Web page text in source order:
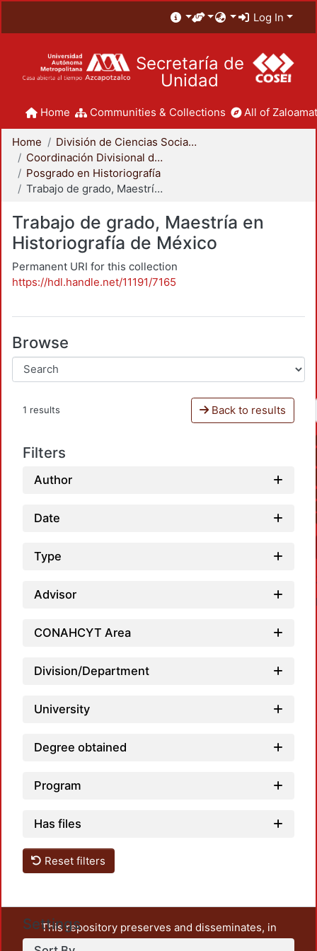
Log In
Secretaría de
Unidad
Home Communities & Collections All of
Home
División de Ciencias Sociales y Humanidades
Coordinación Divisional de Posgrado
Posgrado en Historiografía
Trabajo de grado, Maestría en Historiografía de México
Trabajo de grado, Maestría en
Historiografía de México
Permanent URI for this collection
https://hdl.handle.net/11191/7165
Browse
1 results Back to results
Filters
Author
Date
Type
Advisor
CONAHCYT Area
Division/Department
University
Degree obtained
Program
Has files
Reset filters
Settings
This repository preserves and disseminates, in
unrestricted open access, the teaching and research